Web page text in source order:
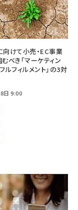
けて小売・EC事業
べき「マーケティン
フルフィルメント」の3対
日 9:00